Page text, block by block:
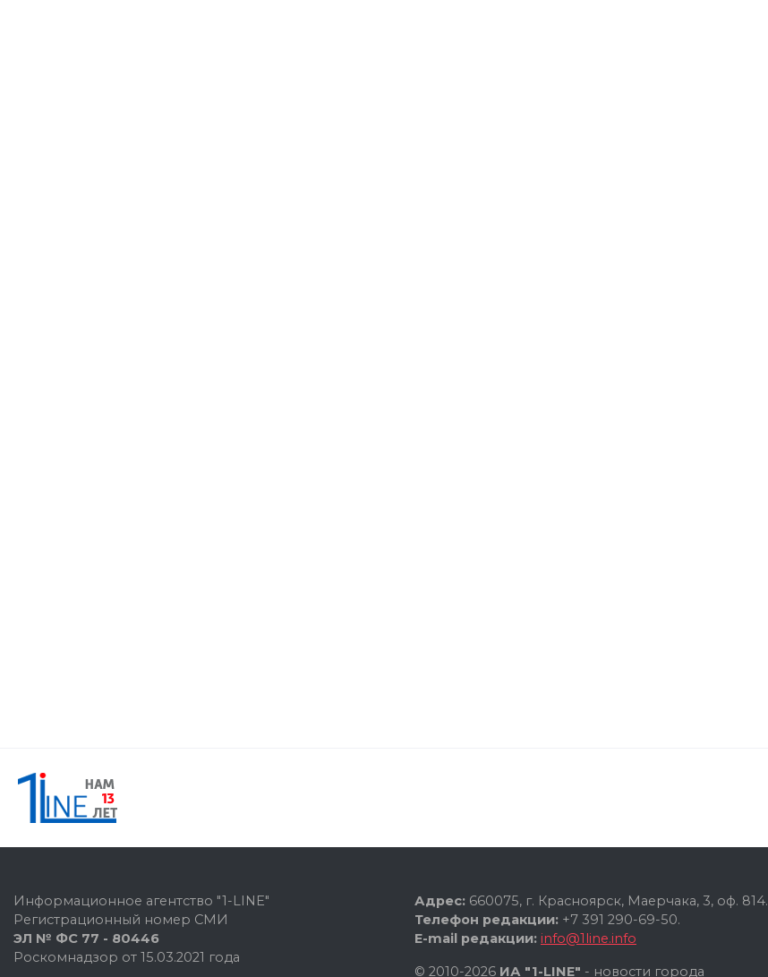
Информационное агентство "1-LINE"
Регистрационный номер СМИ
ЭЛ № ФС 77 - 80446
Роскомнадзор от 15.03.2021 года
Адрес: 660075, г. Красноярск, Маерчака, 3, оф. 814.
Телефон редакции: +7 391 290-69-50.
E-mail редакции: info@1line.info
© 2010-2026 ИА "1-LINE" - новости города